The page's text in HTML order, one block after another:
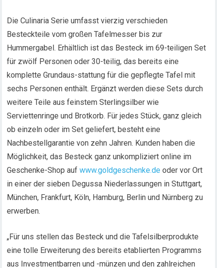
Die Culinaria Serie umfasst vierzig verschieden
Besteckteile vom großen Tafelmesser bis zur
Hummergabel. Erhältlich ist das Besteck im 69-teiligen Set
für zwölf Personen oder 30-teilig, das bereits eine
komplette Grundaus-stattung für die gepflegte Tafel mit
sechs Personen enthält. Ergänzt werden diese Sets durch
weitere Teile aus feinstem Sterlingsilber wie
Serviettenringe und Brotkorb. Für jedes Stück, ganz gleich
ob einzeln oder im Set geliefert, besteht eine
Nachbestellgarantie von zehn Jahren. Kunden haben die
Möglichkeit, das Besteck ganz unkompliziert online im
Geschenke-Shop aufwww.goldgeschenke.de oder vor Ort
in einer der sieben Degussa Niederlassungen in Stuttgart,
München, Frankfurt, Köln, Hamburg, Berlin und Nürnberg zu
erwerben.
„Für uns stellen das Besteck und die Tafelsilberprodukte
eine tolle Erweiterung des bereits etablierten Programms
aus Investmentbarren und -münzen und den zahlreichen